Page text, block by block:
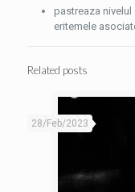
pastreaza
eritemele
Related posts
28/Feb/2023